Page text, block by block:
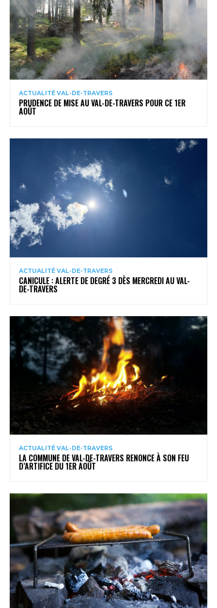
ACTUALITÉ VAL-DE-TRAVERS
PRUDENCE DE MISE AU VAL-DE-TRAVERS POUR CE 1ER
AOÛT
ACTUALITÉ VAL-DE-TRAVERS
CANICULE : ALERTE DE DEGRÉ 3 DÈS MERCREDI AU VAL-
DE-TRAVERS
ACTUALITÉ VAL-DE-TRAVERS
LA COMMUNE DE VAL-DE-TRAVERS RENONCE À SON FEU
D’ARTIFICE DU 1ER AOÛT